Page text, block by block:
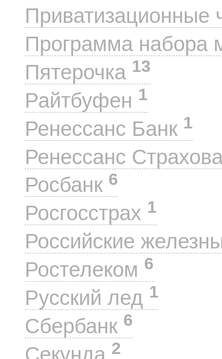
Приватизационные
Программа набора
Пятерочка 13
Райтбуфен 1
Ренессанс Банк 1
Ренессанс
Росбанк 6
Росгосстрах 1
Российские
Ростелеком 6
Русский лед 1
Сбербанк 6
Секунда 2